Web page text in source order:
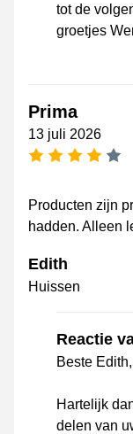
tot de
groetjes
Prima
13 juli 2026
Producten zijn
hadden. Alleen
Edith
Huissen
Reactie
Beste Edith,
Hartelijk
delen van